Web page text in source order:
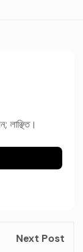
লাঞ্ছিত।
Next Post